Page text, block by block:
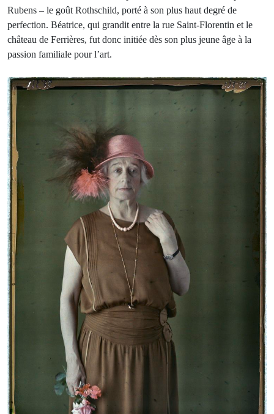
Rubens – le goût Rothschild, porté à son plus haut degré de
perfection. Béatrice, qui grandit entre la rue Saint-Florentin et le
château de Ferrières, fut donc initiée dès son plus jeune âge à la
passion familiale pour l’art.